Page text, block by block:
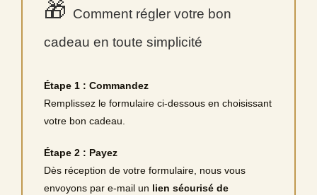
🎁 Comment régler votre bon
cadeau en toute simplicité
Étape 1 : Commandez
Remplissez le formulaire ci-dessous en choisissant
votre bon cadeau.
Étape 2 : Payez
Dès réception de votre formulaire, nous vous
envoyons par e‑mail un lien sécurisé de